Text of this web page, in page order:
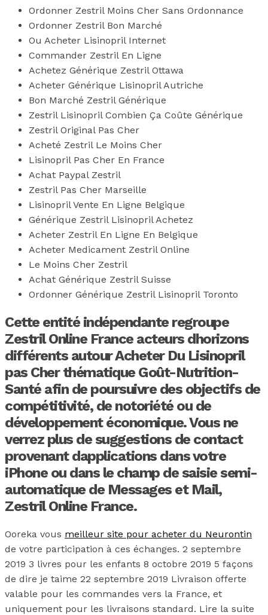
Ordonner Zestril Moins Cher Sans Ordonnance
Ordonner Zestril Bon Marché
Ou Acheter Lisinopril Internet
Commander Zestril En Ligne
Achetez Générique Zestril Ottawa
Acheter Générique Lisinopril Autriche
Bon Marché Zestril Générique
Zestril Lisinopril Combien Ça Coûte Générique
Zestril Original Pas Cher
Acheté Zestril Le Moins Cher
Lisinopril Pas Cher En France
Achat Paypal Zestril
Zestril Pas Cher Marseille
Lisinopril Vente En Ligne Belgique
Générique Zestril Lisinopril Achetez
Acheter Zestril En Ligne En Belgique
Acheter Medicament Zestril Online
Le Moins Cher Zestril
Achat Générique Zestril Suisse
Ordonner Générique Zestril Lisinopril Toronto
Cette entité indépendante regroupe
Zestril Online France acteurs dhorizons
différents autour Acheter Du Lisinopril
pas Cher thématique Goût-Nutrition-
Santé afin de poursuivre des objectifs de
compétitivité, de notoriété ou de
développement économique. Vous ne
verrez plus de suggestions de contact
provenant dapplications dans votre
iPhone ou dans le champ de saisie semi-
automatique de Messages et Mail,
Zestril Online France.
Ooreka vous meilleur site pour acheter du Neurontin
de votre participation à ces échanges. 2 septembre
2019 3 livres pour les enfants 8 octobre 2019 5 façons
de dire je taime 22 septembre 2019 Livraison offerte
valable pour les commandes vers la France, et
uniquement pour les livraisons standard. Lire la suite